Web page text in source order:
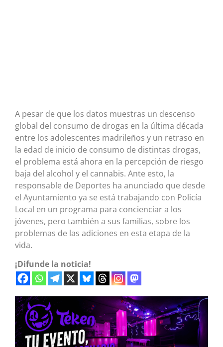
A pesar de que los datos muestras un descenso
global del consumo de drogas en la última década
entre los adolescentes madrileños y un retraso en
la edad de inicio de consumo de distintas drogas,
el problema está ahora en la percepción de riesgo
baja del alcohol y el cannabis. Ante esto, la
responsable de Deportes ha anunciado que desde
el Ayuntamiento ya se está trabajando con Policía
Local en un programa para concienciar a los
jóvenes, pero también a sus familias, sobre los
problemas de las adiciones en esta etapa de la
vida.
¡Difunde la noticia!